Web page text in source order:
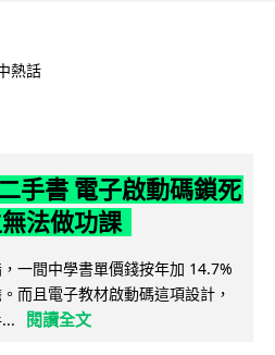
熱話
手書 電子啟動碼鎖死
法做功課
一間中學書單價錢按年加 14.7%
而且電子教材啟動碼這項設計，
閱讀全文